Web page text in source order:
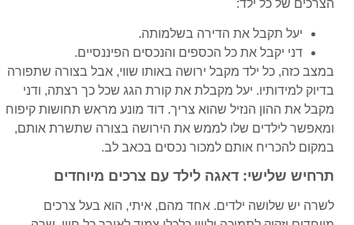
הצרכים של כל ילד:
יעל תקבל את הדירה בשלמותה.
דני יקבל את כל הכספים והנכסים הפיננסיים.
במצב כזה, כל ילד מקבל ירושה באותו שווי, אבל בצורה שתפורה
בדיוק למידותיו. יעל מקבלת את קורת הגג שכל כך רצתה, ודני
מקבל את ההון הנזיל שהוא צריך. דוד מונע מראש תחושות קיפוח
ומאפשר לילדים שלו לממש את הירושה בצורה שתשרת אותם,
במקום להכריח אותם למכור נכסים בכאב לב.
תרחיש שלישי: דאגה לילד עם צרכים מיוחדים
לשרה יש שלושה ילדים. אחד מהם, איתי, הוא בעל צרכים